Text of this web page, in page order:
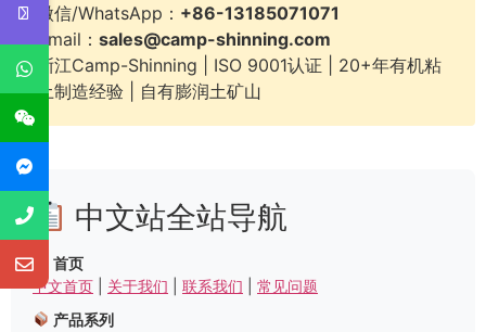
微信/WhatsApp： +86-13185071071
Email： sales@camp-shinning.com
浙江Camp-Shinning | ISO 9001认证 | 20+年有机粘
土制造经验 | 自有膨润土矿山
中文站全站导航
首页
中文首页
关于我们 联系我们
常见问题
产品系列